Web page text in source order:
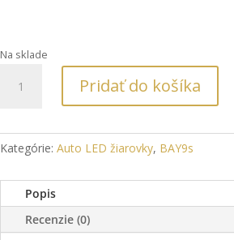
Na sklade
AUTO
H21W/BAY9s
Pridať do košíka
Kategórie: Auto LED žiarovky, BAY9s
Popis
Recenzie (0)